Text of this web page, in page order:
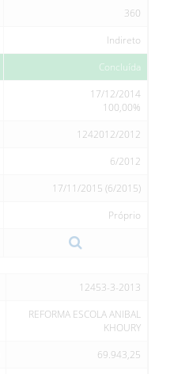
360
Indireto
Concluída
17/12/2014
100,00%
1242012/2012
6/2012
17/11/2015 (6/2015)
Próprio
12453-3-2013
REFORMA ESCOLA ANIBAL
KHOURY
69.943,25